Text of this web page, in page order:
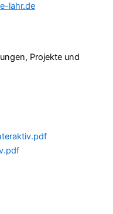
lahr.de
Projekte und